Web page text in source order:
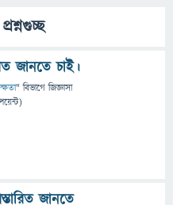
জানতে চাই।
" বিভাগে জিজ্ঞাসা
জানতে